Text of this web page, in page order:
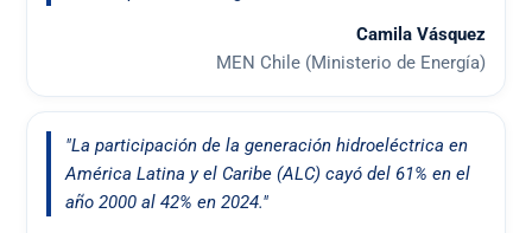
Camila Vásquez
MEN Chile (Ministerio de Energía)
"La participación de la generación hidroeléctrica en
América Latina y el Caribe (ALC) cayó del 61% en el
año 2000 al 42% en 2024."